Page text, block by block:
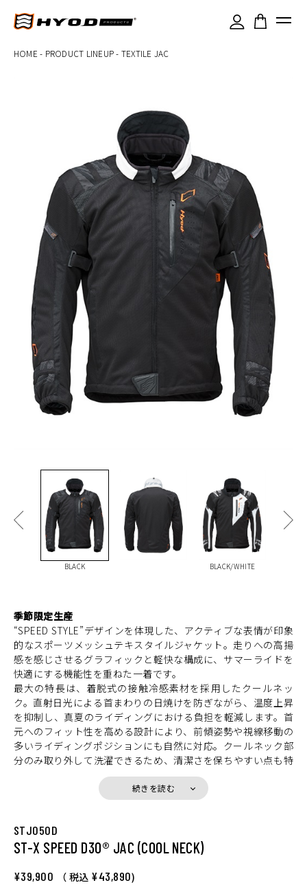
HOME - PRODUCT LINEUP- TEXTILE JAC
BLACK BLACK/WHITE
季節限定生産
“SPEED STYLE”デザインを体現した、アクティブな表情が印象
的なスポーツメッシュテキスタイルジャケット。走りへの高揚
感を感じさせるグラフィックと軽快な構成に、サマーライドを
快適にする機能性を重ねた一着です。
最大の特長は、着脱式の接触冷感素材を採用したクールネッ
ク。直射日光による首まわりの日焼けを防ぎながら、温度上昇
を抑制し、真夏のライディングにおける負担を軽減します。首
元へのフィット性を高める設計により、前傾姿勢や視線移動の
多いライディングポジションにも自然に対応。クールネック部
分のみ取り外して洗濯できるため、清潔さを保ちやすい点も特
パターンには、ライディング時の快適さを追求したHYOD独自
のST-Xパターンを採用。前傾姿勢での上半身の収まりやハンド
ングでも安定したフィット感をもたらします。
マテリアルには、適度なハリを持ちながら軽量でソフト、かつ
く取り込み、裏地には吸汗速乾性に優れたHYODロゴ入りエア
続きを読む
STJ050D
ST-X SPEED D3O® JAC (COOL NECK)
¥39,900 （ 税込 ¥43,890)
×